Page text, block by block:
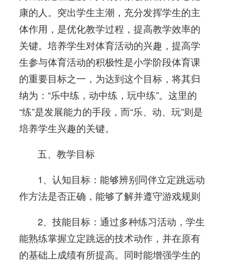
康的人。突出学生主潮，充分发挥学生的主
体作用，是优化教学过程，提高教学效率的
关键。培养学生对体育活动的兴趣，提高学
生参与体育活动的积极性是小学阶段体育课
的重要目标之一，为达到这个目标，将其归
纳为：“乐中练，动中练，玩中练”。这里的
“练”是发展能力的手段，而“乐、动、玩”则是
培养学生兴趣的关键。
五、教学目标
1、认知目标：能够辨别同伴立定跳远动
作方法是否正确，能够了解并遵守游戏规则
2、技能目标：通过多种练习活动，学生
能熟练掌握立定跳远的技术动作，并在原有
的基础上成绩有所提高。同时能增强学生的